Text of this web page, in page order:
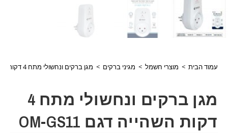
עמוד הבית > מוצרי חשמל > מגיני ברקים > מגן ברקים ונחשולי מתח 4 דקות השהייה דגם OM-GS11
מגן ברקים ונחשולי מתח 4
דקות השהייה דגם OM-GS11